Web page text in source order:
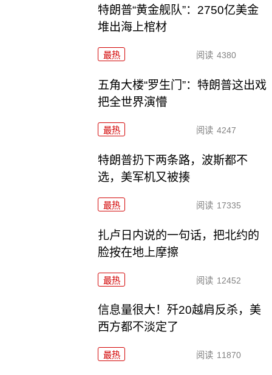
特朗普“黄金舰队”：2750亿美金
堆出海上棺材
最热 阅读 4380
五角大楼“罗生门”：特朗普这出戏
把全世界演懵
最热 阅读 4247
特朗普扔下两条路，波斯都不
选，美军机又被揍
最热 阅读 17335
扎卢日内说的一句话，把北约的
脸按在地上摩擦
最热 阅读 12452
信息量很大！歼20越肩反杀，美
西方都不淡定了
最热 阅读 11870